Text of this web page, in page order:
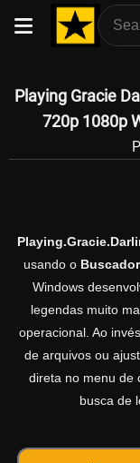
Playing Gracie
720p 1080p
usando o
Windows
legendas muito
operacional. Ao
de arquivos ou
direta no menu de
busca de